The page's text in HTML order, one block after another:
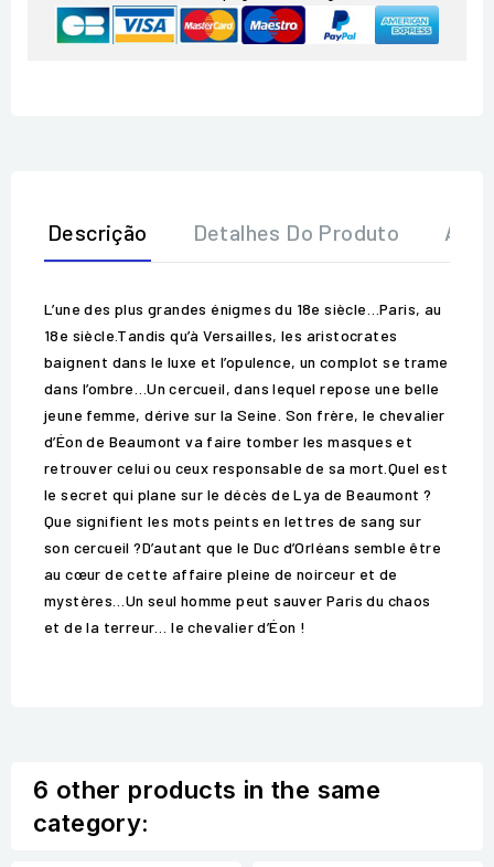
Descrição Detalhes Do Produto
L’une des plus grandes énigmes du 18e siècle…Paris, au
18e siècle.Tandis qu’à Versailles, les aristocrates
baignent dans le luxe et l’opulence, un complot se trame
dans l’ombre…Un cercueil, dans lequel repose une belle
jeune femme, dérive sur la Seine. Son frère, le chevalier
d’Éon de Beaumont va faire tomber les masques et
retrouver celui ou ceux responsable de sa mort.Quel est
le secret qui plane sur le décès de Lya de Beaumont ?
Que signifient les mots peints en lettres de sang sur
son cercueil ?D’autant que le Duc d’Orléans semble être
au cœur de cette affaire pleine de noirceur et de
mystères…Un seul homme peut sauver Paris du chaos
et de la terreur… le chevalier d’Éon !
6 other products in the same
category: